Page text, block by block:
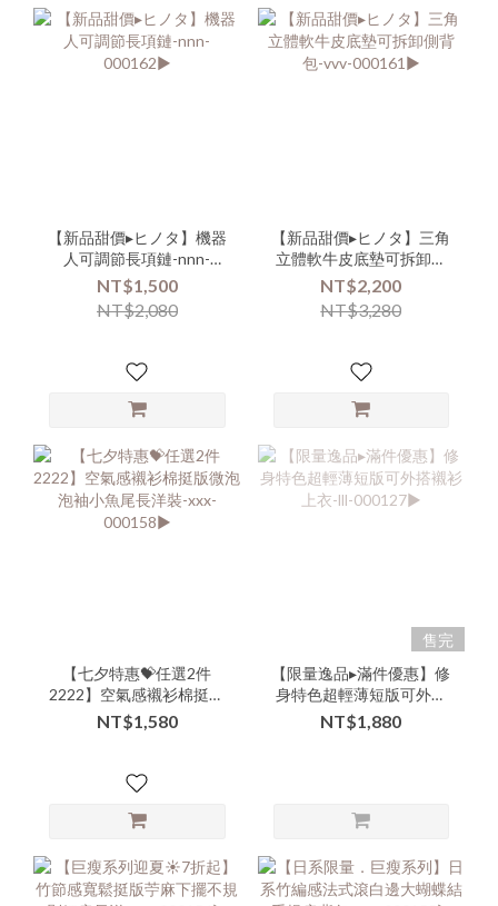
【新品甜價▸ヒノタ】機器
人可調節長項鏈-nnn-
000162▶
NT$1,500
NT$2,080
【新品甜價▸ヒノタ】三角
立體軟牛皮底墊可拆卸側
背包-vvv-000161▶
NT$2,200
NT$3,280
【七夕特惠💝任選2件
2222】空氣感襯衫棉挺版
微泡泡袖小魚尾長洋裝-
xxx-000158▶
NT$1,580
售完
【限量逸品▸滿件優惠】修
身特色超輕薄短版可外搭
襯衫上衣-lll-000127▶
NT$1,880